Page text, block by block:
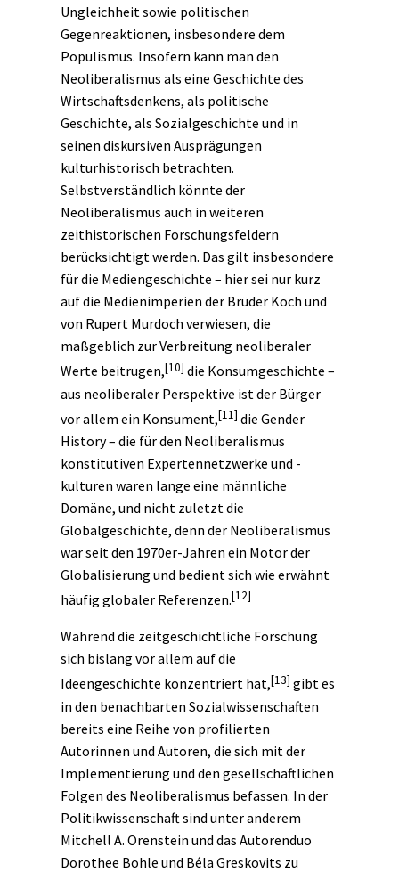
Ungleichheit sowie politischen
Gegenreaktionen, insbesondere dem
Populismus. Insofern kann man den
Neoliberalismus als eine Geschichte des
Wirtschaftsdenkens, als politische
Geschichte, als Sozialgeschichte und in
seinen diskursiven Ausprägungen
kulturhistorisch betrachten.
Selbstverständlich könnte der
Neoliberalismus auch in weiteren
zeithistorischen Forschungsfeldern
berücksichtigt werden. Das gilt insbesondere
für die Mediengeschichte – hier sei nur kurz
auf die Medienimperien der Brüder Koch und
von Rupert Murdoch verwiesen, die
maßgeblich zur Verbreitung neoliberaler
Werte beitrugen,[10] die Konsumgeschichte –
aus neoliberaler Perspektive ist der Bürger
vor allem ein Konsument,[11] die Gender
History– die für den Neoliberalismus
konstitutiven Expertennetzwerke und -
kulturen waren lange eine männliche
Domäne, und nicht zuletzt die
Globalgeschichte, denn der Neoliberalismus
war seit den 1970er-Jahren ein Motor der
Globalisierung und bedient sich wie erwähnt
häufig globaler Referenzen.[12]
Während die zeitgeschichtliche Forschung
sich bislang vor allem auf die
Ideengeschichte konzentriert hat,[13] gibt es
in den benachbarten Sozialwissenschaften
bereits eine Reihe von profilierten
Autorinnen und Autoren, die sich mit der
Implementierung und den gesellschaftlichen
Folgen des Neoliberalismus befassen. In der
Politikwissenschaft sind unter anderem
Mitchell A. Orenstein und das Autorenduo
Dorothee Bohle und Béla Greskovits zu